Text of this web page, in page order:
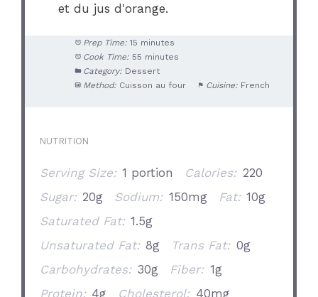
et du jus d'orange.
Prep Time: 15 minutes
Cook Time: 55 minutes
Category: Dessert
Method: Cuisson au four Cuisine: French
NUTRITION
Serving Size: 1 portion Calories: 220
Sugar: 20g Sodium: 150mg Fat: 10g
Saturated Fat: 1.5g
Unsaturated Fat: 8g Trans Fat: 0g
Carbohydrates: 30g Fiber: 1g
Protein: 4g Cholesterol: 40mg